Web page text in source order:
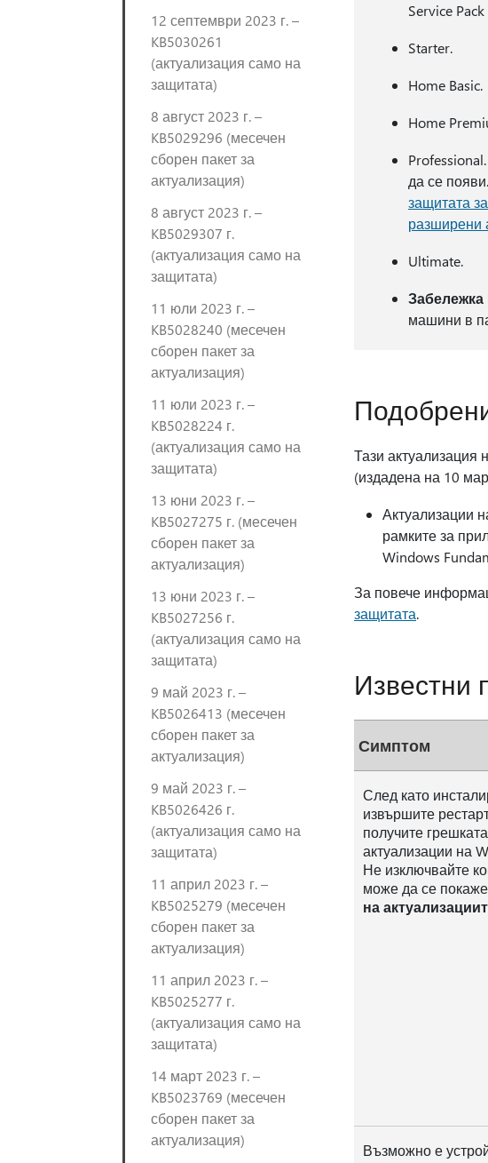
12 септември 2023 г. –
KB5030261
(актуализация само на
защитата)
8 август 2023 г. –
KB5029296 (месечен
сборен пакет за
актуализация)
8 август 2023 г. –
KB5029307 г.
(актуализация само на
защитата)
11 юли 2023 г. –
KB5028240 (месечен
сборен пакет за
актуализация)
11 юли 2023 г. –
KB5028224 г.
(актуализация само на
защитата)
13 юни 2023 г. –
KB5027275 г. (месечен
сборен пакет за
актуализация)
13 юни 2023 г. –
KB5027256 г.
(актуализация само на
защитата)
9 май 2023 г. –
KB5026413 (месечен
сборен пакет за
актуализация)
9 май 2023 г. –
KB5026426 г.
(актуализация само на
защитата)
11 април 2023 г. –
KB5025279 (месечен
сборен пакет за
актуализация)
11 април 2023 г. –
KB5025277 г.
(актуализация само на
защитата)
14 март 2023 г. –
KB5023769 (месечен
сборен пакет за
актуализация)
Service Pack
Starter.
Home Basic.
Home
да се
защитата
разширени
Ultimate.
Забележка
машини в
Тази актуализация
(издадена на 10
Актуализации
рамките за
Windows
За повече
защитата.
Известни
Симптом
След като
извършите
получите
актуализации на
Не изключвайте
може да се
на
Възможно е